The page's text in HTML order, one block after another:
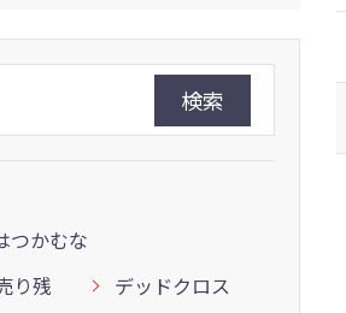
検索
つかむな
り残 デッドクロス